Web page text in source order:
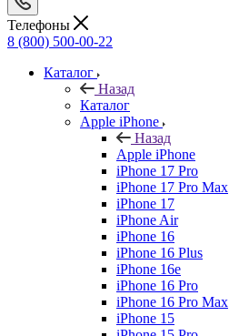
Телефоны
8 (800) 500-00-22
Каталог
Назад
Каталог
Apple iPhone
Назад
Apple iPhone
iPhone 17 Pro
iPhone 17 Pro Max
iPhone 17
iPhone Air
iPhone 16
iPhone 16 Plus
iPhone 16e
iPhone 16 Pro
iPhone 16 Pro Max
iPhone 15